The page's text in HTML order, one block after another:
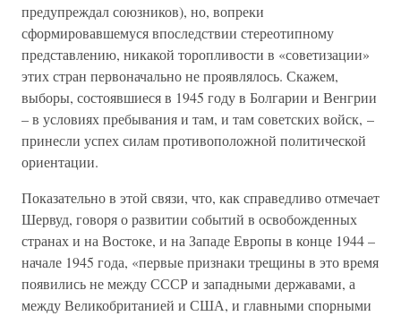
предупреждал союзников), но, вопреки
сформировавшемуся впоследствии стереотипному
представлению, никакой торопливости в «советизации»
этих стран первоначально не проявлялось. Скажем,
выборы, состоявшиеся в 1945 году в Болгарии и Венгрии
– в условиях пребывания и там, и там советских войск, –
принесли успех силам противоположной политической
ориентации.
Показательно в этой связи, что, как справедливо отмечает
Шервуд, говоря о развитии событий в освобожденных
странах и на Востоке, и на Западе Европы в конце 1944 –
начале 1945 года, «первые признаки трещины в это время
появились не между СССР и западными державами, а
между Великобританией и США, и главными спорными